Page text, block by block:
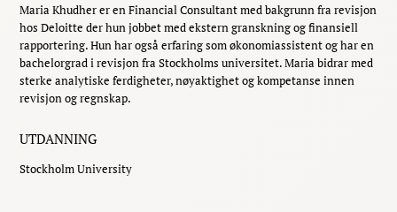
Maria Khudher er en Financial Consultant med bakgrunn fra revisjon
hos Deloitte der hun jobbet med ekstern granskning og finansiell
rapportering. Hun har også erfaring som økonomiassistent og har en
bachelorgrad i revisjon fra Stockholms universitet. Maria bidrar med
sterke analytiske ferdigheter, nøyaktighet og kompetanse innen
revisjon og regnskap.
UTDANNING
Stockholm University